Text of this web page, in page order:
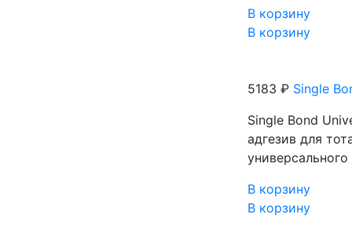
В корзину
В корзину
5183 ₽ Single
Single Bond
адгезив для
В корзину
В корзину